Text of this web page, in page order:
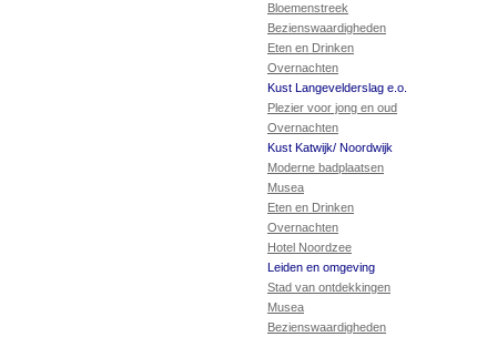
Bloemenstreek
Bezienswaardigheden
Eten en Drinken
Overnachten
Kust Langevelderslag e.o.
Plezier voor jong en oud
Overnachten
Kust Katwijk/ Noordwijk
Moderne badplaatsen
Musea
Eten en Drinken
Overnachten
Hotel Noordzee
Leiden en omgeving
Stad van ontdekkingen
Musea
Bezienswaardigheden